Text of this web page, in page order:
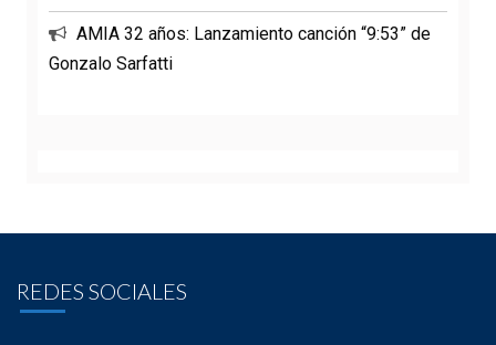
AMIA 32 años: Lanzamiento canción “9:53” de
Gonzalo Sarfatti
REDES SOCIALES